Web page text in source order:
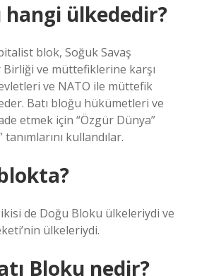
hangi ülkededir?
blok, Soğuk Savaş
Birliği ve müttefiklerine karşı
ve NATO ile müttefik
Batı bloğu hükümetleri ve
etmek için “Özgür Dünya”
tanımlarını kullandılar.
de Doğu Bloku ülkeleriydi ve
ülkeleriydi.
Bloku nedir?